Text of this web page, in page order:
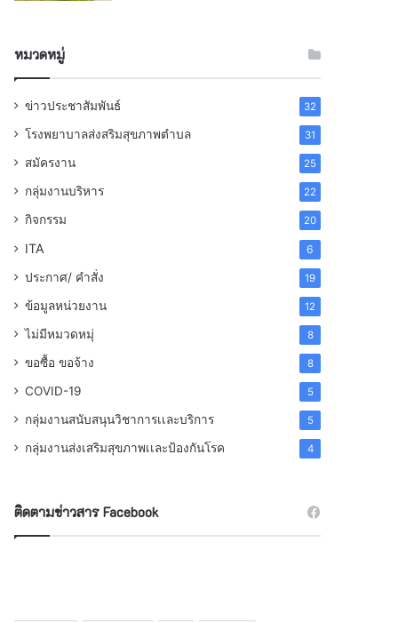
หมวดหมู่
ข่าวประชาสัมพันธ์ 32
โรงพยาบาลส่งสริมสุขภาพตำบล 31
สมัครงาน 25
กลุ่มงานบริหาร 22
กิจกรรม 20
ITA 6
ประกาศ/ คำสั่ง 19
ข้อมูลหน่วยงาน 12
ไม่มีหมวดหมุ่ 8
ขอซื้อ ขอจ้าง 8
COVID-19 5
กลุ่มงานสนับสนุนวิชาการเเละบริการ 5
กลุ่มงานส่งเสริมสุขภาพเเละป้องกันโรค 4
ติดตามข่าวสาร Facebook